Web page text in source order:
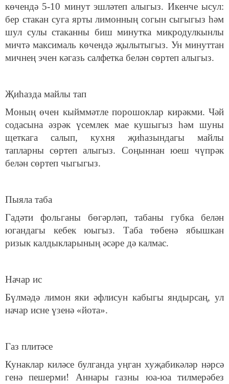
көчендә 5-10 минут эшләтеп алыгыз. Икенче ысул:
бер стакан суга ярты лимонның согын сыгыгыз һәм
шул сулы стаканны биш минутка микродулкынлы
мичтә максималь көчендә җылытыгыз. Ун минуттан
мичнең эчен кәгазь салфетка белән сөртеп алыгыз.
Җиһазда майлы тап
Моның өчен кыйммәтле порошоклар кирәкми. Чәй
содасына әзрәк үсемлек мае кушыгыз һәм шуны
щеткага салып, кухня җиһазындагы майлы
тапларны сөртеп алыгыз. Соңыннан юеш чүпрәк
белән сөртеп чыгыгыз.
Пыяла таба
Гадәти фольганы бөгәрләп, табаны губка белән
югандагы кебек юыгыз. Таба төбенә ябышкан
ризык калдыкларының әсәре дә калмас.
Начар ис
Бүлмәдә лимон яки әфлисун кабыгы яндырсаң, ул
начар исне үзенә «йота».
Газ плитәсе
Кунаклар киләсе булганда уңган хуҗабикәләр нәрсә
генә пешерми! Аннары газны юа-юа тилмерәбез